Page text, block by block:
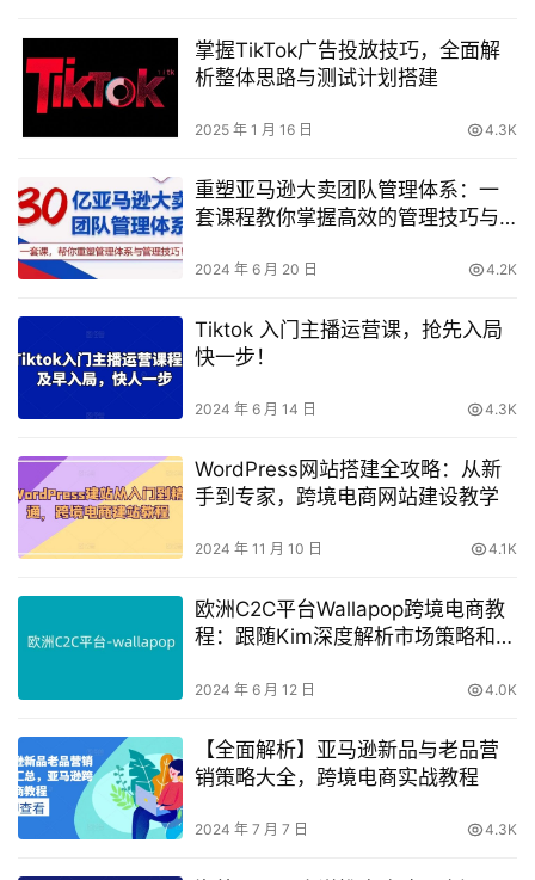
掌握TikTok广告投放技巧，全面解
析整体思路与测试计划搭建
2025 年 1 月 16 日 4.3K
重塑亚马逊大卖团队管理体系：一
套课程教你掌握高效的管理技巧与
2024 年 6 月 20 日 4.2K
Tiktok 入门主播运营课，抢先入局
快一步！
2024 年 6 月 14 日 4.3K
WordPress网站搭建全攻略：从新
手到专家，跨境电商网站建设教学
2024 年 11 月 10 日 4.1K
欧洲C2C平台Wallapop跨境电商教
程：跟随Kim深度解析市场策略和运
2024 年 6 月 12 日 4.0K
【全面解析】亚马逊新品与老品营
销策略大全，跨境电商实战教程
2024 年 7 月 7 日 4.3K